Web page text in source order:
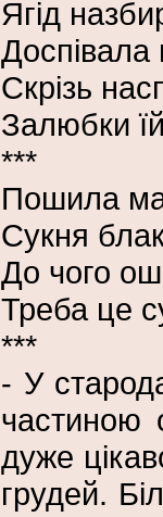
Ягід
Доспівала
Скрізь
Залюбки
***
Пошила
Сукня
До чого
Треба це
***
- У
частиною
дуже
грудей.